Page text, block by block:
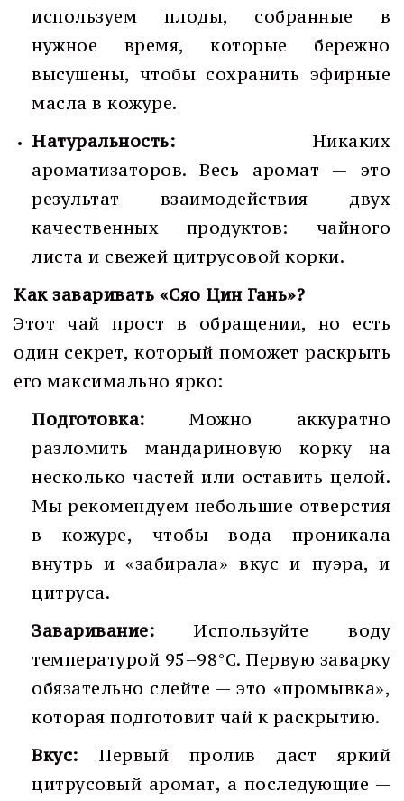
используем плоды, собранные в
нужное время, которые бережно
высушены, чтобы сохранить эфирные
масла в кожуре.
Натуральность: Никаких
ароматизаторов. Весь аромат — это
результат взаимодействия двух
качественных продуктов: чайного
листа и свежей цитрусовой корки.
Как заваривать «Сяо Цин Гань»?
Этот чай прост в обращении, но есть
один секрет, который поможет раскрыть
его максимально ярко:
Подготовка: Можно аккуратно
разломить мандариновую корку на
несколько частей или оставить целой.
Мы рекомендуем небольшие отверстия
в кожуре, чтобы вода проникала
внутрь и «забирала» вкус и пуэра, и
цитруса.
Заваривание: Используйте воду
температурой 95–98°C. Первую заварку
обязательно слейте — это «промывка»,
которая подготовит чай к раскрытию.
Вкус: Первый пролив даст яркий
цитрусовый аромат, а последующие —